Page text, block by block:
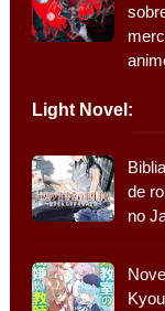
Light Novel:
de
no